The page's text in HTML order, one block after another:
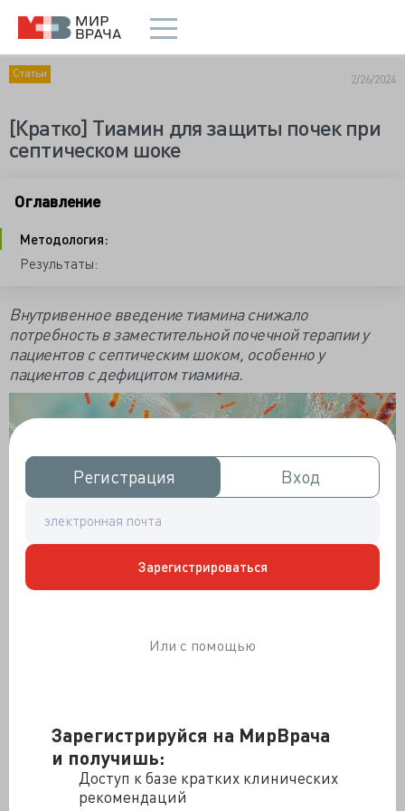
Зарегистрируйся на МирВрача
и получишь:
Доступ к базе кратких клинических
рекомендаций
Регистрация
Регистрация Вход
Вход
Зарегистрироваться
Или с помощью
Статьи 2/26/2024
[Кратко] Тиамин для защиты почек при
септическом шоке
Оглавление
Методология:
Результаты:
Внутривенное введение тиамина снижало
потребность в заместительной почечной терапии у
пациентов с септическим шоком, особенно у
пациентов с дефицитом тиамина.
158 пациентов (средний возраст 70 лет) с
септическим шоком из двух исследований
(тиамин при септическом шоке и тиамин для
защиты почек при септическом шоке).